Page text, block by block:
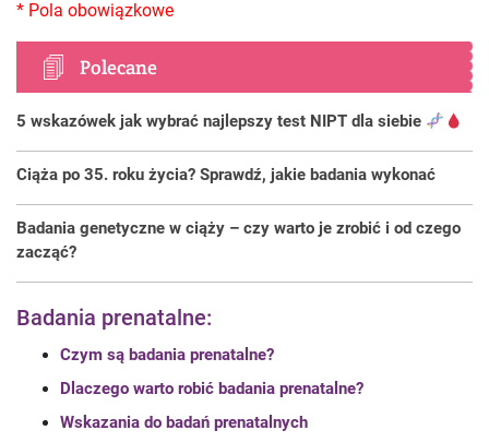
Polecane
5 wskazówek jak wybrać najlepszy test NIPT dla siebie
Ciąża po 35. roku życia? Sprawdź, jakie badania wykonać
Badania genetyczne w ciąży – czy warto je zrobić i od czego
zacząć?
Badania prenatalne:
Czym są badania prenatalne?
Dlaczego warto robić badania prenatalne?
Wskazania do badań prenatalnych